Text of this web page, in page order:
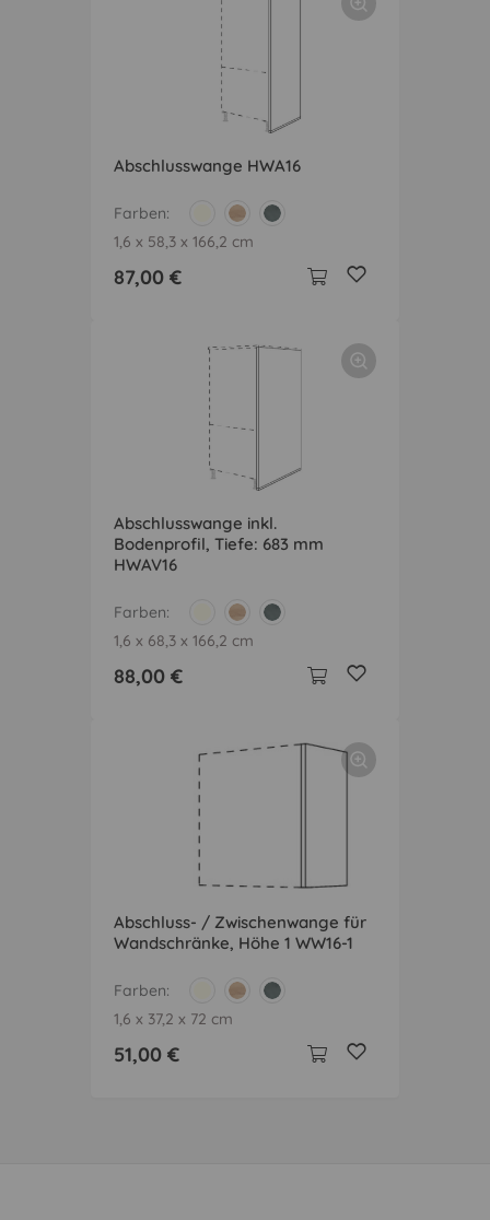
Abschlusswange HWA16
Farben
1,6 x 58,3 x 166,2 cm
87,00 €
Abschlusswange inkl.
Bodenprofil, Tiefe: 683 mm
HWAV16
Farben
1,6 x 68,3 x 166,2 cm
88,00 €
Abschluss- / Zwischenwange für
Wandschränke, Höhe 1 WW16-1
Farben
1,6 x 37,2 x 72 cm
51,00 €